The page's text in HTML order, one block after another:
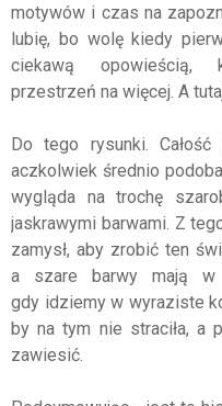
motywów i czas na
lubię, bo wolę kiedy
ciekawą opowieścią,
przestrzeń na więcej. A
Do tego rysunki. Całość
aczkolwiek średnio
wygląda na trochę
jaskrawymi barwami. Z
zamysł, aby zrobić ten
a szare barwy mają w
gdy idziemy w wyraziste
by na tym nie straciła, a
zawiesić.